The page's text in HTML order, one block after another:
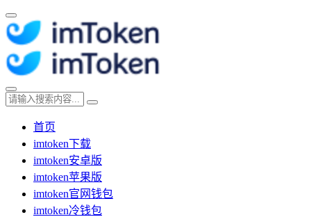
首页
imtoken下载
imtoken安卓版
imtoken苹果版
imtoken官网钱包
imtoken冷钱包